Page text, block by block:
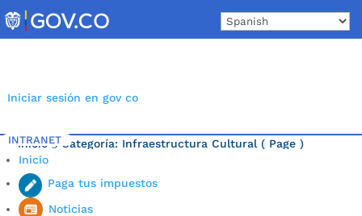
to
content
Iniciar sesión en gov co
INTRANET
Inicio
Paga tus impuestos
Noticias
Inicio 5 Categoría: Infraestructura Cultural ( Page )
Última noticia.